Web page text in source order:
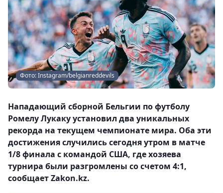
Фото: Instagram/belgianreddevils
Нападающий сборной Бельгии по футболу
Ромелу Лукаку установил два уникальных
рекорда на текущем чемпионате мира. Оба эти
достижения случились сегодня утром в матче
1/8 финала с командой США, где хозяева
турнира были разгромлены со счетом 4:1,
сообщает Zakon.kz.